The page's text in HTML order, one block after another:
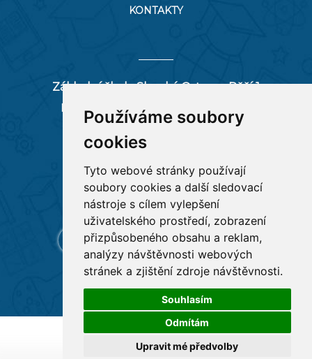
Používáme soubory
cookies
Tyto webové stránky používají
soubory cookies a další sledovací
nástroje s cílem vylepšení
uživatelského prostředí, zobrazení
přizpůsobeného obsahu a reklam,
analýzy návštěvnosti webových
stránek a zjištění zdroje návštěvnosti.
Souhlasím
Odmítám
Upravit mé předvolby
KONTAKTY
Základní škola Slezská Ostrava, Pěší 1
Pěší 66/1, 712 00 Ostrava-Muglinov
tel:596 244 880
RYCHLÉ ODKAZY
Všechna práva vyhrazena Základní škola Pěší 1
Tvorba a provoz webu:
ISSA CZECH